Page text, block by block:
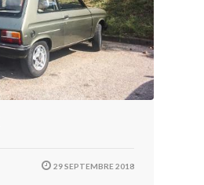
29 SEPTEMBRE 2018